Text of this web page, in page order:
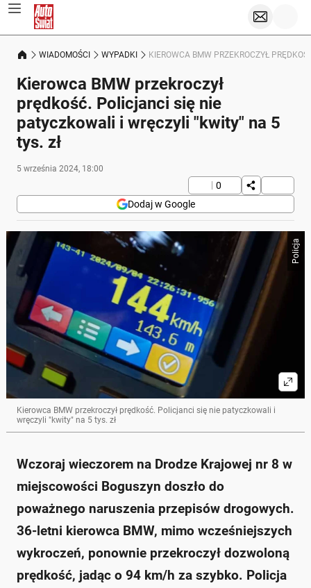
WIADOMOŚCI WYPADKI KIEROWCA BMW PRZEKROCZYŁ
Kierowca BMW przekroczył
prędkość. Policjanci się nie
patyczkowali i wręczyli "kwity" na 5
tys. zł
5 września 2024, 18:00
0
Dodaj w Google
Policja
Kierowca BMW przekroczył prędkość. Policjanci się nie patyczkowali i
wręczyli "kwity" na 5 tys. zł
Wczoraj wieczorem na Drodze Krajowej nr 8 w
miejscowości Boguszyn doszło do
poważnego naruszenia przepisów drogowych.
36-letni kierowca BMW, mimo wcześniejszych
wykroczeń, ponownie przekroczył dozwoloną
prędkość, jadąc o 94 km/h za szybko. Policja